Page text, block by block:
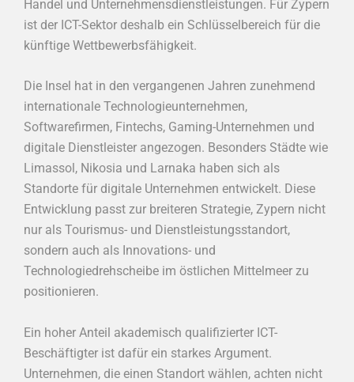
Handel und Unternehmensdienstleistungen. Für Zypern
ist der ICT-Sektor deshalb ein Schlüsselbereich für die
künftige Wettbewerbsfähigkeit.
Die Insel hat in den vergangenen Jahren zunehmend
internationale Technologieunternehmen,
Softwarefirmen, Fintechs, Gaming-Unternehmen und
digitale Dienstleister angezogen. Besonders Städte wie
Limassol, Nikosia und Larnaka haben sich als
Standorte für digitale Unternehmen entwickelt. Diese
Entwicklung passt zur breiteren Strategie, Zypern nicht
nur als Tourismus- und Dienstleistungsstandort,
sondern auch als Innovations- und
Technologiedrehscheibe im östlichen Mittelmeer zu
positionieren.
Ein hoher Anteil akademisch qualifizierter ICT-
Beschäftigter ist dafür ein starkes Argument.
Unternehmen, die einen Standort wählen, achten nicht